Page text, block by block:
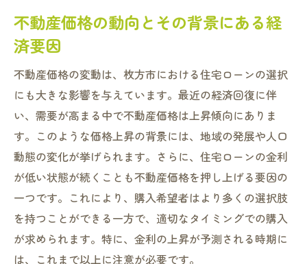
不動産価格の動向とその背景にある経
済要因
不動産価格の変動は、枚方市における住宅ローンの選択
にも大きな影響を与えています。最近の経済回復に伴
い、需要が高まる中で不動産価格は上昇傾向にありま
す。このような価格上昇の背景には、地域の発展や人口
動態の変化が挙げられます。さらに、住宅ローンの金利
が低い状態が続くことも不動産価格を押し上げる要因の
一つです。これにより、購入希望者はより多くの選択肢
を持つことができる一方で、適切なタイミングでの購入
が求められます。特に、金利の上昇が予測される時期に
は、これまで以上に注意が必要です。